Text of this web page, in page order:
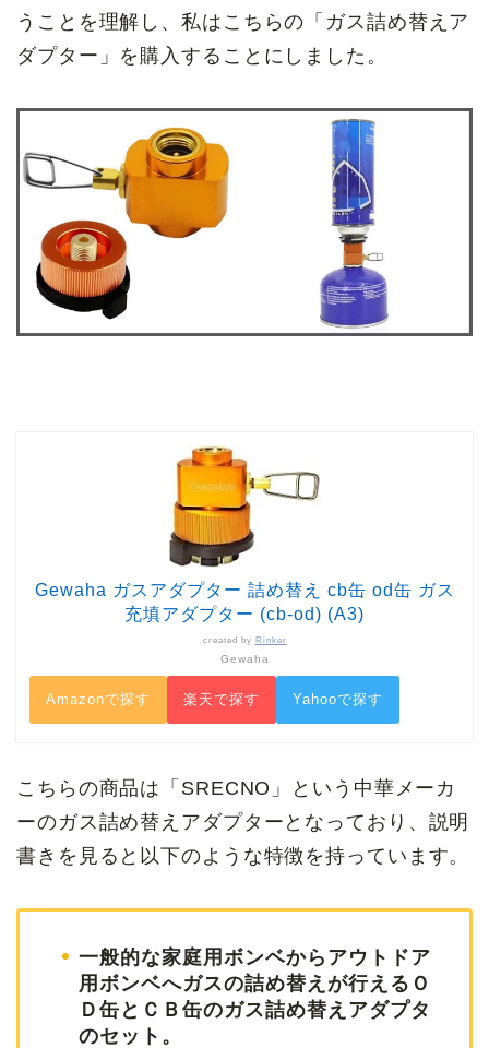
うことを理解し、私はこちらの「ガス詰め替えア
ダプター」を購入することにしました。
Gewaha ガスアダプター 詰め替え cb缶 od缶 ガス
充填アダプター (cb-od) (A3)
created by Rinker
Gewaha
Amazonで探す 楽天で探す Yahooで探す
こちらの商品は「SRECNO」という中華メーカ
ーのガス詰め替えアダプターとなっており、説明
書きを見ると以下のような特徴を持っています。
一般的な家庭用ボンベからアウトドア
用ボンベへガスの詰め替えが行えるＯ
Ｄ缶とＣＢ缶のガス詰め替えアダプタ
のセット。